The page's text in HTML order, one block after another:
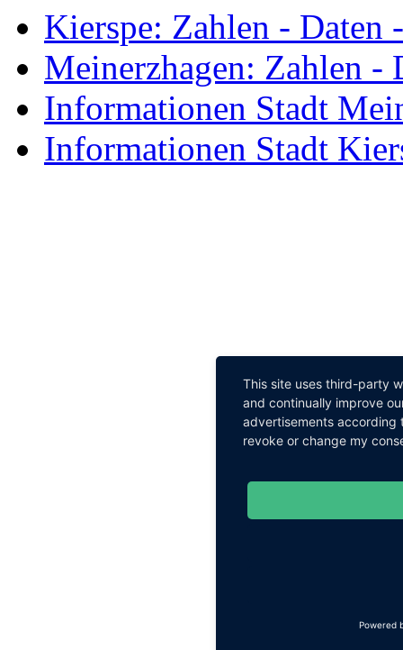
Kierspe: Zahlen - Daten
Meinerzhagen: Zahlen -
Informationen Stadt
Informationen Stadt
This site uses third-party
and continually improve
advertisements according
revoke or change my
Powered